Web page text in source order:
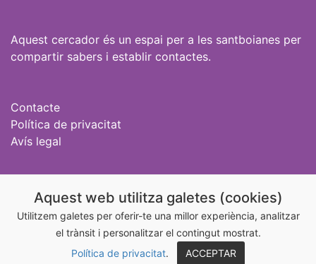
Aquest web utilitza galetes (cookies)
Utilitzem galetes per oferir-te una millor experiència, analitzar
el trànsit i personalitzar el contingut mostrat.
Política de privacitat. ACCEPTAR
Aquest cercador és un espai per a les santboianes per
compartir sabers i establir contactes.
Contacte
Política de privacitat
Avís legal
Igualtat Sant Boi
@igualtatstboi
@aixonoesamor_stboi